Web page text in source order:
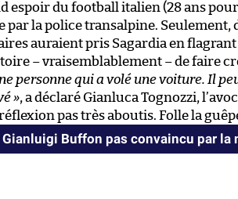
espoir du football italien (28 ans
par la police transalpine. Seulement,
auraient pris Sagardia en
– vraisemblablement – de faire
personne qui a volé une voiture. Il
», a déclaré Gianluca Tognozzi,
pas très aboutis. Folle la
Gianluigi Buffon pas convaincu par la